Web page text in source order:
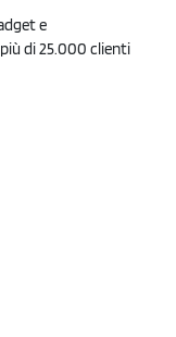
e
di 25.000 clienti